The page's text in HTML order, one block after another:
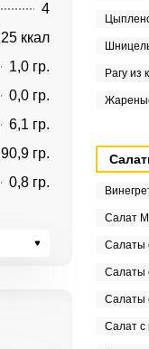
4
25 ккал
1,0 гр.
0,0 гр.
6,1 гр.
90,9 гр.
0,8 гр.
Рагу из
Салат
Салаты
Салаты
Салаты
Салат с